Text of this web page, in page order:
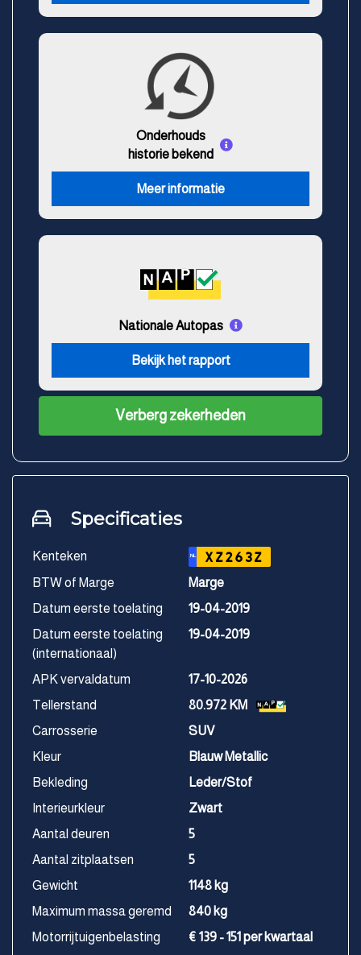
Onderhouds
historie bekend
Meer informatie
Nationale Autopas
Bekijk het rapport
Verberg zekerheden
Specificaties
Kenteken NL XZ263Z
BTW of Marge
Marge
Datum eerste toelating
19-04-2019
Datum eerste toelating
(internationaal)
19-04-2019
APK vervaldatum
17-10-2026
Tellerstand
80.972 KM
Carrosserie
SUV
Kleur
Blauw Metallic
Bekleding
Leder/Stof
Interieurkleur
Zwart
Aantal deuren
5
Aantal zitplaatsen
5
Gewicht
1148 kg
Maximum massa geremd
840 kg
Motorrijtuigenbelasting
€ 139 - 151 per kwartaal